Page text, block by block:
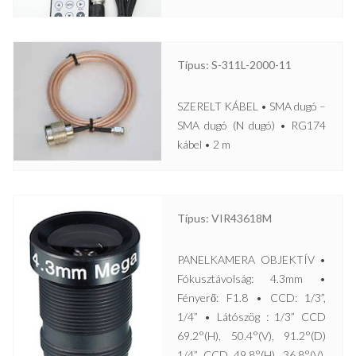
Típus: S-311L-2000-11
SZERELT KÁBEL • SMA dugó –
SMA dugó (N dugó) • RG174
kábel • 2 m
Típus: VIR43618M
PANELKAMERA OBJEKTÍV •
Fókusztávolság: 4.3mm •
Fényerő: F1.8 • CCD: 1/3”,
1/4” • Látószög : 1/3” CCD
69.2°(H), 50.4°(V), 91.2°(D)